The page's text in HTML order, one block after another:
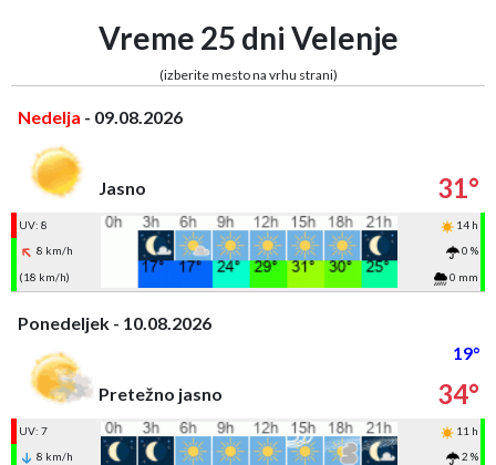
Vreme 25 dni Velenje
(izberite mesto na vrhu strani)
Nedelja - 09.08.2026
Jasno 31°
UV: 8
14 h
8 km/h
0 %
(18 km/h)
0 mm
Ponedeljek - 10.08.2026
19°
Pretežno jasno
34°
UV: 7
11 h
8 km/h
2 %